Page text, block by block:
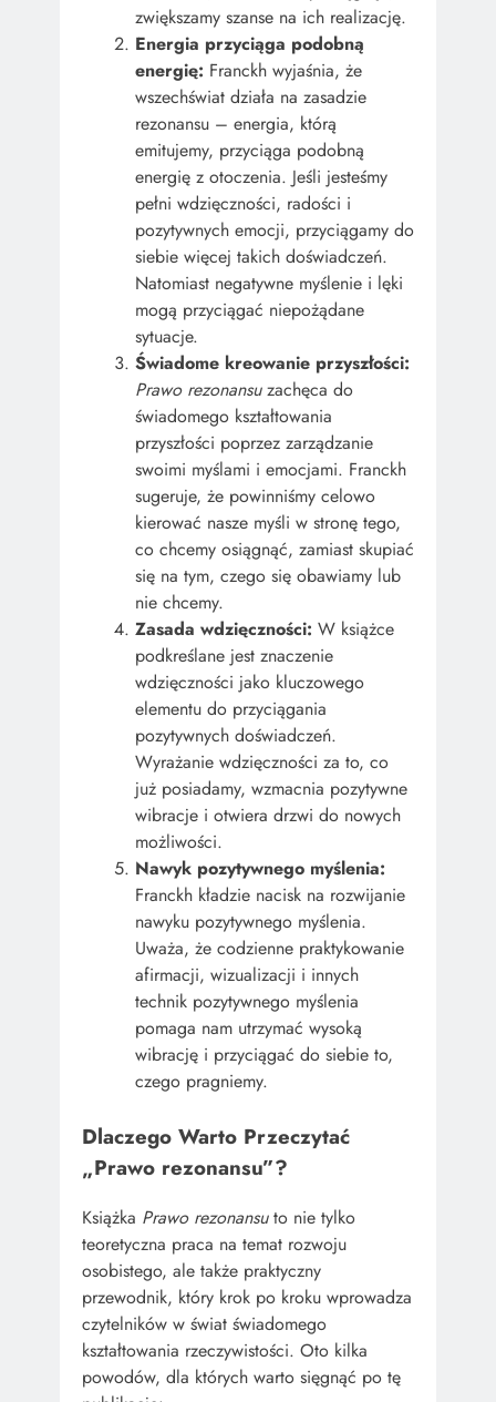
zwiększamy szanse na ich realizację.
Energia przyciąga podobną
energię: Franckh wyjaśnia, że
wszechświat działa na zasadzie
rezonansu – energia, którą
emitujemy, przyciąga podobną
energię z otoczenia. Jeśli jesteśmy
pełni wdzięczności, radości i
pozytywnych emocji, przyciągamy do
siebie więcej takich doświadczeń.
Natomiast negatywne myślenie i lęki
mogą przyciągać niepożądane
sytuacje.
Świadome kreowanie przyszłości:
Prawo rezonansuzachęca do
świadomego kształtowania
przyszłości poprzez zarządzanie
swoimi myślami i emocjami. Franckh
sugeruje, że powinniśmy celowo
kierować nasze myśli w stronę tego,
co chcemy osiągnąć, zamiast skupiać
się na tym, czego się obawiamy lub
nie chcemy.
Zasada wdzięczności: W książce
podkreślane jest znaczenie
wdzięczności jako kluczowego
elementu do przyciągania
pozytywnych doświadczeń.
Wyrażanie wdzięczności za to, co
już posiadamy, wzmacnia pozytywne
wibracje i otwiera drzwi do nowych
możliwości.
Nawyk pozytywnego myślenia:
Franckh kładzie nacisk na rozwijanie
nawyku pozytywnego myślenia.
Uważa, że codzienne praktykowanie
afirmacji, wizualizacji i innych
technik pozytywnego myślenia
pomaga nam utrzymać wysoką
wibrację i przyciągać do siebie to,
czego pragniemy.
Dlaczego Warto Przeczytać
„Prawo rezonansu”?
Książka Prawo rezonansuto nie tylko
teoretyczna praca na temat rozwoju
osobistego, ale także praktyczny
przewodnik, który krok po kroku wprowadza
czytelników w świat świadomego
kształtowania rzeczywistości. Oto kilka
powodów, dla których warto sięgnąć po tę